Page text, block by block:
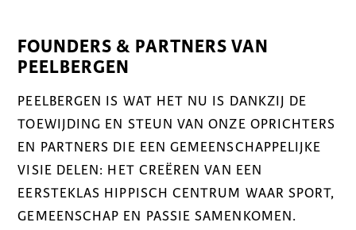
FOUNDERS & PARTNERS VAN
PEELBERGEN
PEELBERGEN IS WAT HET NU IS DANKZIJ DE
TOEWIJDING EN STEUN VAN ONZE OPRICHTERS
EN PARTNERS DIE EEN GEMEENSCHAPPELIJKE
VISIE DELEN: HET CREËREN VAN EEN
EERSTEKLAS HIPPISCH CENTRUM WAAR SPORT,
GEMEENSCHAP EN PASSIE SAMENKOMEN.